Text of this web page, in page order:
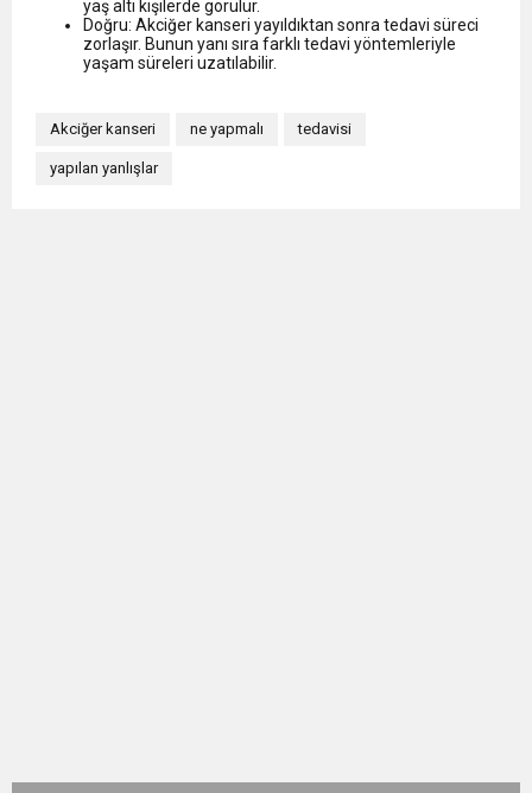
yaş altı kişilerde görülür.
Doğru: Akciğer kanseri yayıldıktan sonra tedavi süreci
zorlaşır. Bunun yanı sıra farklı tedavi yöntemleriyle
yaşam süreleri uzatılabilir.
Akciğer kanseri ne yapmalı tedavisi
yapılan yanlışlar